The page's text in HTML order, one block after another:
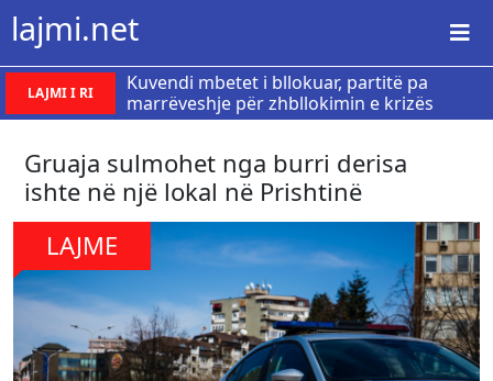
lajmi.net
LAJMI I RI
Kuvendi mbetet i bllokuar, partitë pa
marrëveshje për zhbllokimin e krizës
Gruaja sulmohet nga burri derisa
ishte në një lokal në Prishtinë
LAJME